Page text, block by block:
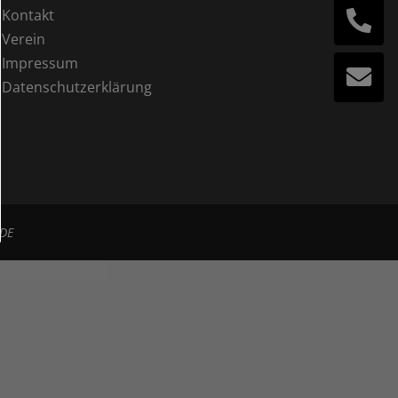
Kontakt
Verein
Impressum
Datenschutzerklärung